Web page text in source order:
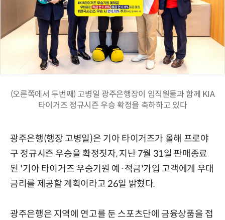
(오른쪽에서 두번째) 고병일 광주은행장이 임직원들과 함께 KIA
타이거즈 정규시즌 우승 확정을 축하하고 있다
광주은행(행장 고병일)은 기아 타이거즈가 올해 프로야
구 정규시즌 우승을 확정짓자, 지난 7월 31일 판매종료
된 '기아 타이거즈 우승기원 예·적금'가입 고객에게 우대
금리를 제공할 계획이라고 26일 밝혔다.
광주은행은 지역에 연고를 둔 스포츠단에 금융상품을 접